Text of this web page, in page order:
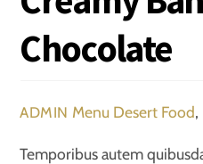
Chocolate
ADMIN Menu Desert Food,
Temporibus autem